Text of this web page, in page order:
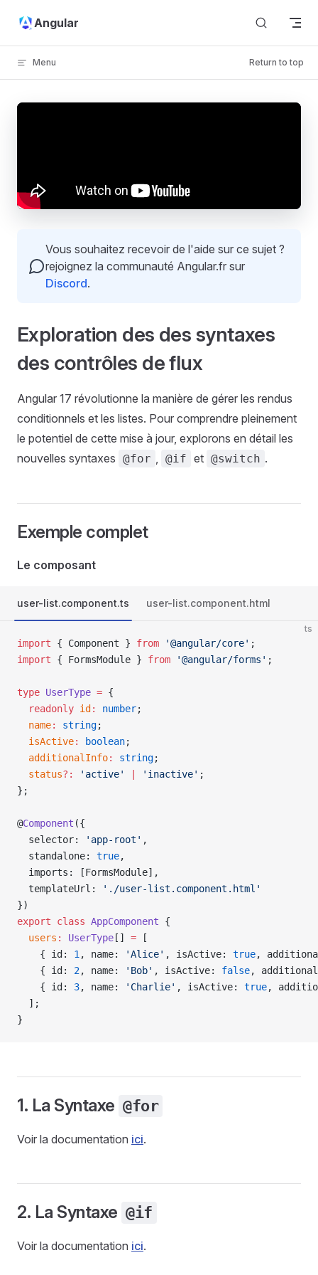
Skip to content
Angular
Menu Return to top
Vous souhaitez recevoir de l'aide sur ce sujet ?
rejoignez la communauté Angular.fr sur
Discord.
Exploration des des syntaxes
des contrôles de flux
Angular 17 révolutionne la manière de gérer les rendus
conditionnels et les listes. Pour comprendre pleinement
le potentiel de cette mise à jour, explorons en détail les
nouvelles syntaxes @for , @if et @switch .
Exemple complet
Le composant
user-list.component.ts user-list.component.html
ts
import { Component } from '@angular/core' ;
import { FormsModule } from '@angular/forms' ;
type UserType = {
  readonly
id : number;
  name
: string;
  isActive
: boolean;
  additionalInfo
: string;
  status
?: 'active' 'inactive' ;
};
@Component ({
  selector:
'app-root' ,
  standalone:
true,
  imports: [FormsModule],
  templateUrl:
'./user-list.component.html'
})
export class AppComponent {
  users
: UserType [] = [
    { id:
1 , name: 'Alice' , isActive: true,
    { id:
2, name: 'Bob' , isActive: false,
    { id:
3, name: 'Charlie' , isActive: true,
  ];
}
1. La Syntaxe @for
Voir la documentation ici.
2. La Syntaxe @if
Voir la documentation ici.